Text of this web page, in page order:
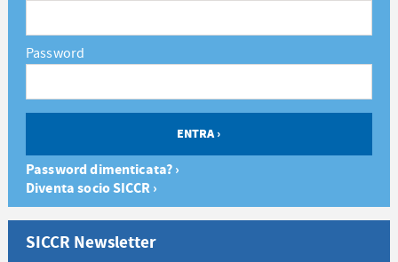
Password
Password dimenticata? ›
Diventa socio SICCR ›
SICCR Newsletter